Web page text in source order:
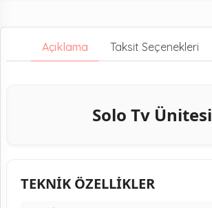
Açıklama Taksit Seçenekleri
Solo Tv Ünitesi
TEKNİK ÖZELLİKLER